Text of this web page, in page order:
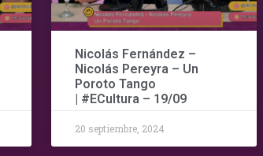
Nicolás Fernández –
Nicolás Pereyra – Un
Poroto Tango
| #ECultura – 19/09
20 septiembre, 2024